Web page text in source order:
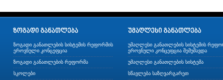
ზოგადი განათლების სისტემის რეფორმის
ეროვნული კონცეფცია
ზოგადი განათლების რეფორმა
სკოლები
უმაღლესი განათლების სისტემის
ეროვნული კონცეფცია შემუშავდა
უმაღლესი განათლების სისტემა
სწავლება საზღვარგარეთ